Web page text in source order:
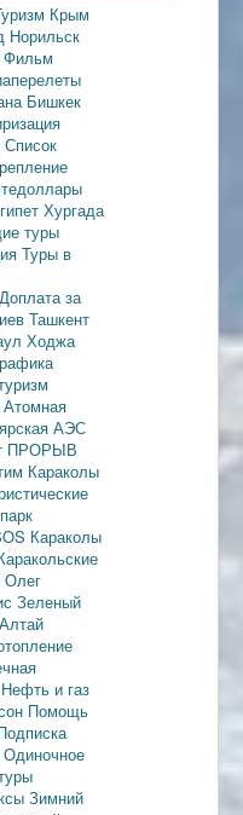
Крым
Норильск
Фильм
Бишкек
Список
Хургада
туры
Туры в
Доплата за
Ташкент
Ходжа
Атомная
АЭС
ПРОРЫВ
Караколы
Караколы
Олег
Зеленый
Алтай
Нефть и газ
Помощь
Одиночное
Зимний